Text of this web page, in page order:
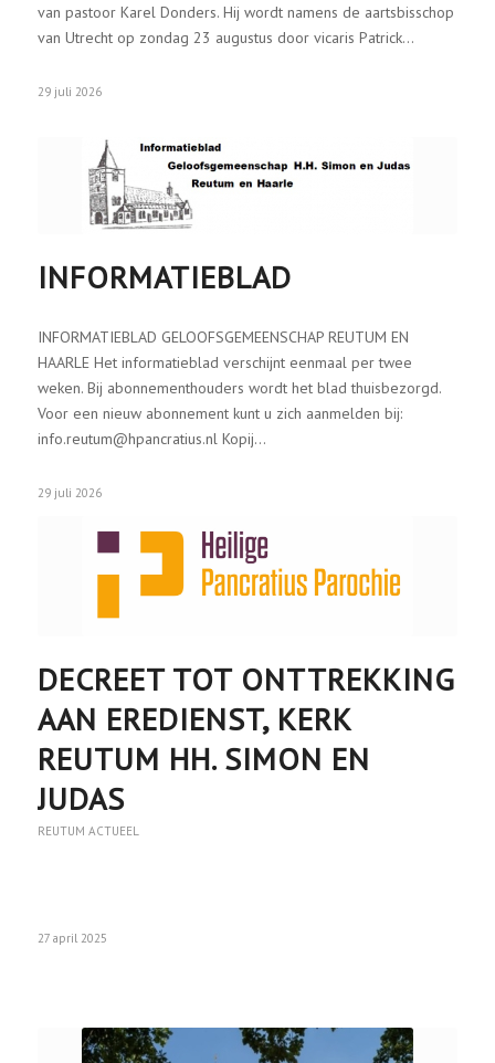
van pastoor Karel Donders. Hij wordt namens de aartsbisschop
van Utrecht op zondag 23 augustus door vicaris Patrick…
29 juli 2026
INFORMATIEBLAD
INFORMATIEBLAD GELOOFSGEMEENSCHAP REUTUM EN
HAARLE Het informatieblad verschijnt eenmaal per twee
weken. Bij abonnementhouders wordt het blad thuisbezorgd.
Voor een nieuw abonnement kunt u zich aanmelden bij:
info.reutum@hpancratius.nl Kopij…
29 juli 2026
DECREET TOT ONTTREKKING
AAN EREDIENST, KERK
REUTUM HH. SIMON EN
JUDAS
REUTUM ACTUEEL
27 april 2025